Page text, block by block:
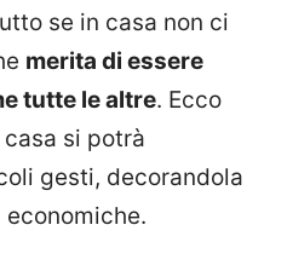
se in casa non ci
merita di essere
tutte le altre. Ecco
si potrà
gesti, decorandola